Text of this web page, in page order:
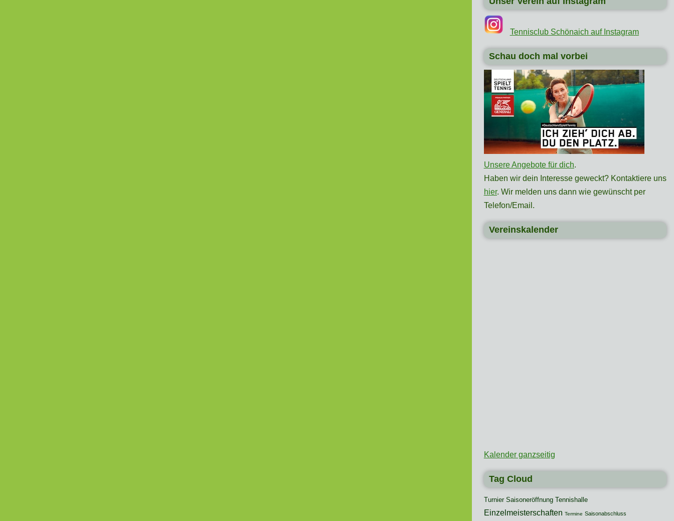
Tennisclub Schönaich auf Instagram
Schau doch mal vorbei
Unsere Angebote für dich.
Haben wir dein Interesse geweckt? Kontaktiere uns
hier. Wir melden uns dann wie gewünscht per
Telefon/Email.
Vereinskalender
Kalender ganzseitig
Tag Cloud
Turnier Saisoneröffnung Tennishalle
Einzelmeisterschaften Termine Saisonabschluss